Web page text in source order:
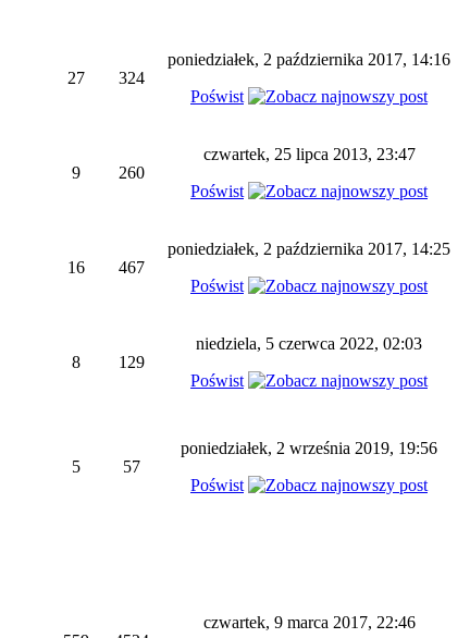
27 324
poniedziałek, 2 października 2017, 14:16
Poświst
9 260
czwartek, 25 lipca 2013, 23:47
Poświst
16 467
poniedziałek, 2 października 2017, 14:25
Poświst
8 129
niedziela, 5 czerwca 2022, 02:03
Poświst
5 57
poniedziałek, 2 września 2019, 19:56
Poświst
czwartek, 9 marca 2017, 22:46